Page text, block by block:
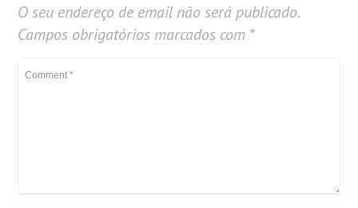
O seu endereço de email não será publicado.
Campos obrigatórios marcados com *